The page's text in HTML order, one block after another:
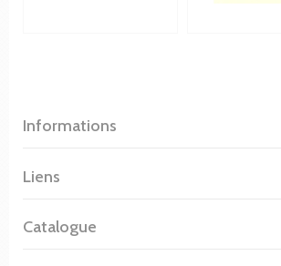
Informations
Liens
Catalogue